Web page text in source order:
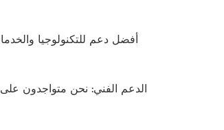
الدعم الفني: نحن متواجدون